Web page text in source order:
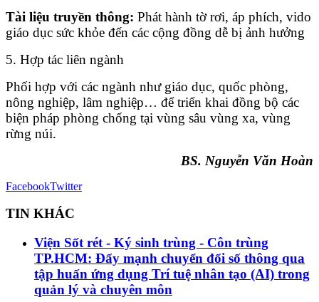
Tài liệu truyền thông: Phát hành tờ rơi, áp phích, vido
giáo dục sức khỏe đến các cộng đồng dễ bị ảnh hưởng
5. Hợp tác liên ngành
Phối hợp với các ngành như giáo dục, quốc phòng,
nông nghiệp, lâm nghiệp… để triển khai đồng bộ các
biện pháp phòng chống tại vùng sâu vùng xa, vùng
rừng núi.
BS. Nguyễn Văn Hoàn
FacebookTwitter
TIN KHÁC
Viện Sốt rét - Ký sinh trùng - Côn trùng
TP.HCM: Đẩy mạnh chuyển đổi số thông qua
tập huấn ứng dụng Trí tuệ nhân tạo (AI) trong
quản lý và chuyên môn